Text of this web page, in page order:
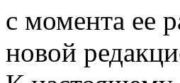
с момента ее
новой